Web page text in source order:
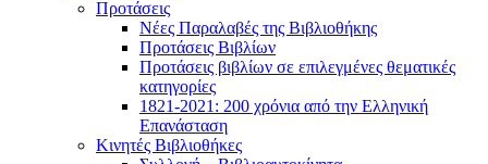
Προτάσεις
Νέες Παραλαβές της Βιβλιοθήκης
Προτάσεις Βιβλίων
Προτάσεις βιβλίων σε επιλεγμένες θεματικές
κατηγορίες
1821-2021: 200 χρόνια από την Ελληνική
Επανάσταση
Κινητές Βιβλιοθήκες